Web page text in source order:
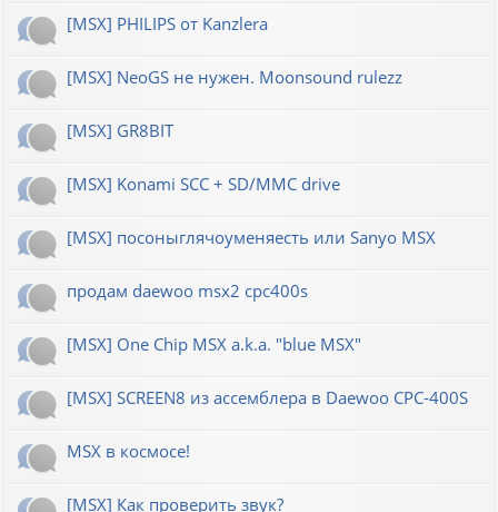
[MSX] PHILIPS от Kanzlera
[MSX] NeoGS не нужен. Moonsound rulezz
[MSX] GR8BIT
[MSX] Konami SCC + SD/MMC drive
[MSX] посоныглячоуменяесть или Sanyo MSX
продам daewoo msx2 cpc400s
[MSX] One Chip MSX a.k.a. "blue MSX"
[MSX] SCREEN8 из ассемблера в Daewoo CPC-400S
MSX в космосе!
[MSX] Как проверить звук?